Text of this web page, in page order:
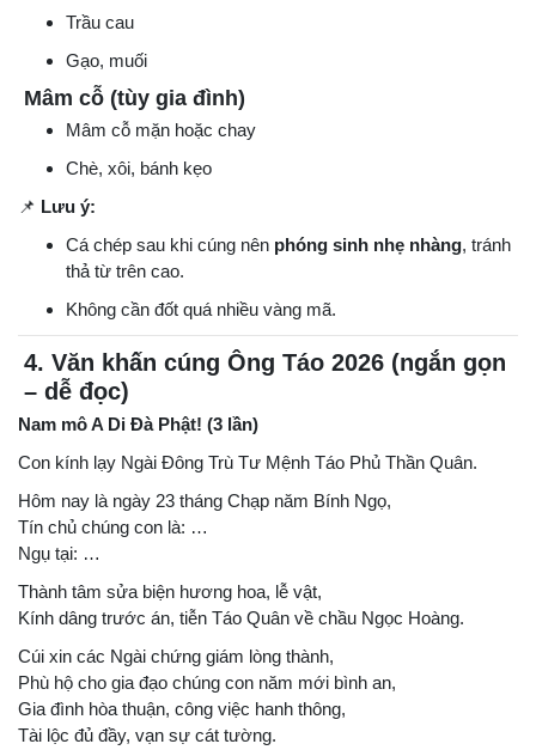
Trầu cau
Gạo, muối
Mâm cỗ (tùy gia đình)
Mâm cỗ mặn hoặc chay
Chè, xôi, bánh kẹo
📌 Lưu ý:
Cá chép sau khi cúng nên phóng sinh nhẹ nhàng, tránh
thả từ trên cao.
Không cần đốt quá nhiều vàng mã.
4. Văn khấn cúng Ông Táo 2026 (ngắn gọn
– dễ đọc)
Nam mô A Di Đà Phật! (3 lần)
Con kính lạy Ngài Đông Trù Tư Mệnh Táo Phủ Thần Quân.
Hôm nay là ngày 23 tháng Chạp năm Bính Ngọ,
Tín chủ chúng con là: …
Ngụ tại: …
Thành tâm sửa biện hương hoa, lễ vật,
Kính dâng trước án, tiễn Táo Quân về chầu Ngọc Hoàng.
Cúi xin các Ngài chứng giám lòng thành,
Phù hộ cho gia đạo chúng con năm mới bình an,
Gia đình hòa thuận, công việc hanh thông,
Tài lộc đủ đầy, vạn sự cát tường.